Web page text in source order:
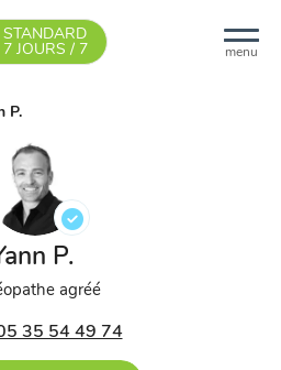
menu
STANDARD
7 JOURS / 7
P.
P.
agréé
35 54 49 74